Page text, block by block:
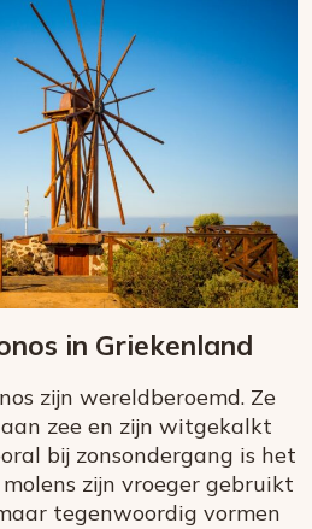
in Griekenland
zijn wereldberoemd. Ze
zee en zijn witgekalkt
bij zonsondergang is het
zijn vroeger gebruikt
tegenwoordig vormen